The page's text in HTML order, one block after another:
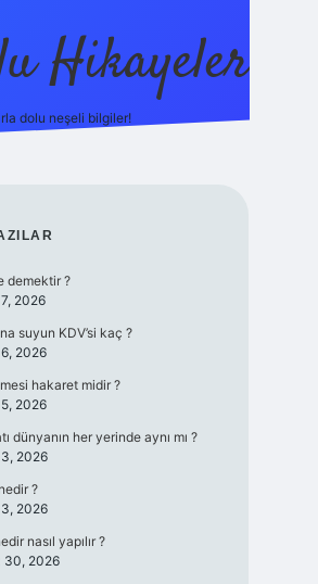
Hikayeler
dolu neşeli bilgiler!
demektir ?
2026
suyun KDV’si kaç ?
2026
hakaret midir ?
2026
dünyanın her yerinde aynı mı ?
2026
?
2026
nasıl yapılır ?
30, 2026